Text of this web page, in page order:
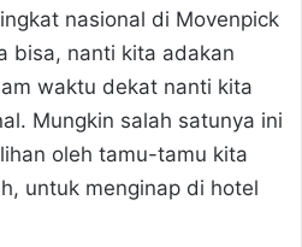
nasional di Movenpick
bisa, nanti kita adakan
waktu dekat nanti kita
Mungkin salah satunya ini
oleh tamu-tamu kita
untuk menginap di hotel